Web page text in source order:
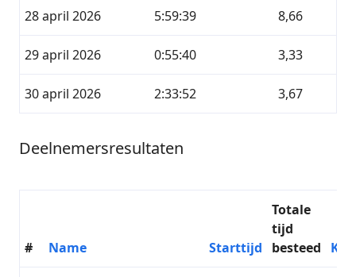
28 april 2026 5:59:39 8,66
29 april 2026 0:55:40 3,33
30 april 2026 2:33:52 3,67
Deelnemersresultaten
# Name Starttijd
Totale
tijd
besteed
KM